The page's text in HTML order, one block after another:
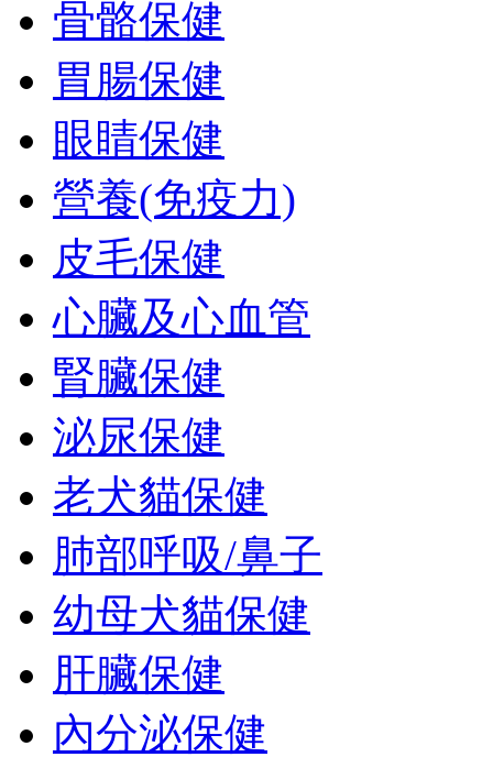
骨骼保健
胃腸保健
眼睛保健
營養(免疫力)
皮毛保健
心臟及心血管
腎臟保健
泌尿保健
老犬貓保健
肺部呼吸/鼻子
幼母犬貓保健
肝臟保健
內分泌保健